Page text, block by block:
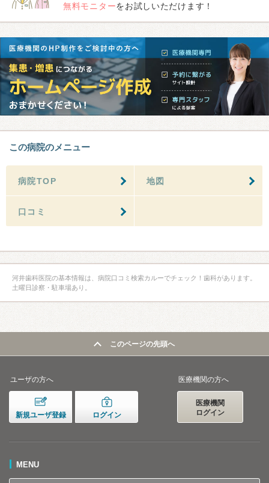
無料モニターをお試しいただけます！
この病院のメニュー
病院TOP 地図
口コミ
河井歯科医院の基本情報は、病院口コミ検索カルーでチェック！歯科があります。
土曜日診察・駐車場あり。
このページの先頭へ
ユーザの方へ
新規ユーザ登録 ログイン
医療機関の方へ
医療機関
ログイン
MENU